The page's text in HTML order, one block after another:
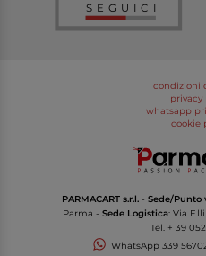
SEGUICI
condizioni
privacy
whatsapp
cookie
PARMACART s.r.l. -Sede/Punto
Parma -Sede Logistica: Via
Tel. + 39
WhatsApp 339